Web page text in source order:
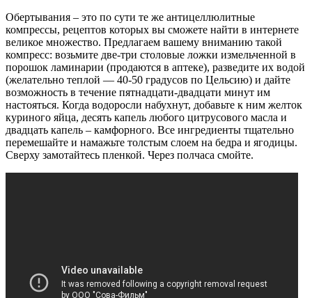
Обертывания – это по сути те же антицеллюлитные
компрессы, рецептов которых вы сможете найти в интернете
великое множество. Предлагаем вашему вниманию такой
компресс: возьмите две-три столовые ложки измельченной в
порошок ламинарии (продаются в аптеке), разведите их водой
(желательно теплой — 40-50 градусов по Цельсию) и дайте
возможность в течение пятнадцати-двадцати минут им
настояться. Когда водоросли набухнут, добавьте к ним желток
куриного яйца, десять капель любого цитрусового масла и
двадцать капель – камфорного. Все ингредиенты тщательно
перемешайте и намажьте толстым слоем на бедра и ягодицы.
Сверху замотайтесь пленкой. Через полчаса смойте.